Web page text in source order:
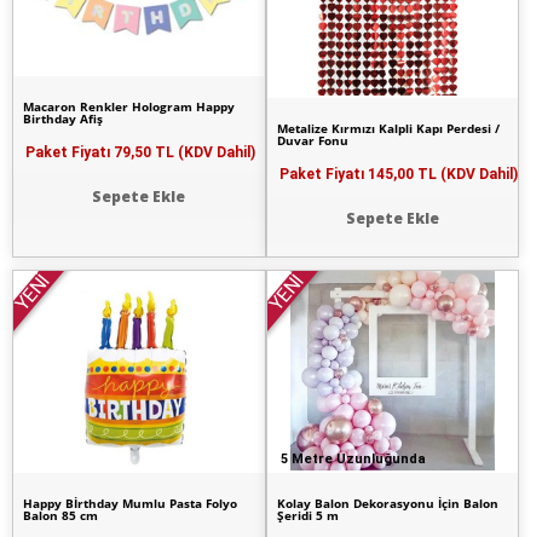
Macaron Renkler Hologram Happy
Birthday Afiş
Paket Fiyatı 79,50 TL (KDV Dahil)
Sepete Ekle
Metalize Kırmızı Kalpli Kapı Perdesi /
Duvar Fonu
Paket Fiyatı 145,00 TL (KDV Dahil)
Sepete Ekle
YENİ
Happy Bİrthday Mumlu Pasta Folyo
Balon 85 cm
5 Metre Uzunluğunda
YENİ
Kolay Balon Dekorasyonu İçin Balon
Şeridi 5 m